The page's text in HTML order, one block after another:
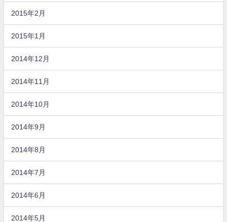
2015年2月
2015年1月
2014年12月
2014年11月
2014年10月
2014年9月
2014年8月
2014年7月
2014年6月
2014年5月